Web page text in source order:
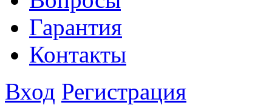
Гарантия
Контакты
Вход Регистрация